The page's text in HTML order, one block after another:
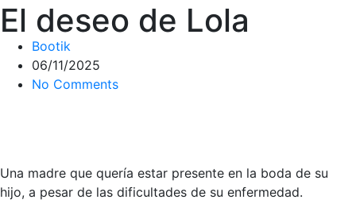
El deseo de Lola
Bootik
06/11/2025
No Comments
Una madre que quería estar presente en la boda de su
hijo, a pesar de las dificultades de su enfermedad.